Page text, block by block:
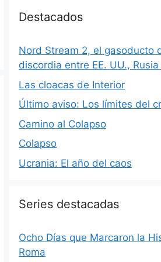
Destacados
Nord Stream 2, el gasoducto
discordia entre EE. UU., Rusia
Las cloacas de Interior
Último aviso: Los límites del
Camino al Colapso
Colapso
Ucrania: El año del caos
Series destacadas
Ocho Días que Marcaron la
Roma